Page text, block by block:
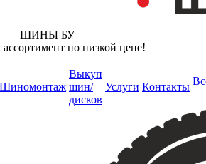
ШИНЫ БУ
по низкой цене!
Шиномонтаж
Выкуп
шин/
дисков
Услуги Контакты